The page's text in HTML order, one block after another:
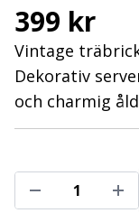
399 kr
Vintage
Dekorativ
och charmig